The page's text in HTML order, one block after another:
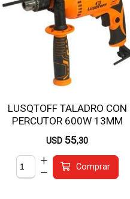
LUSQTOFF TALADRO CON
PERCUTOR 600W 13MM
TPL600-8
USD 55,30
Comprar